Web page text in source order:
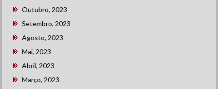
Outubro, 2023
Setembro, 2023
Agosto, 2023
Mai, 2023
Abril, 2023
Março, 2023